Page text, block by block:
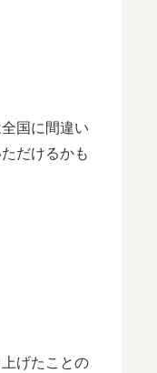
国に間違い
だけるかも
げたことの